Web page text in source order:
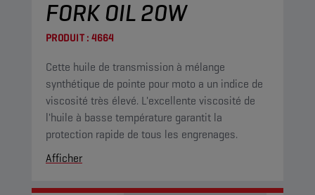
FORK OIL 20W
PRODUIT : 4664
Cette huile de transmission à mélange
synthétique de pointe pour moto a un indice de
viscosité très élevé. L'excellente viscosité de
l'huile à basse température garantit la
protection rapide de tous les engrenages.
Afficher